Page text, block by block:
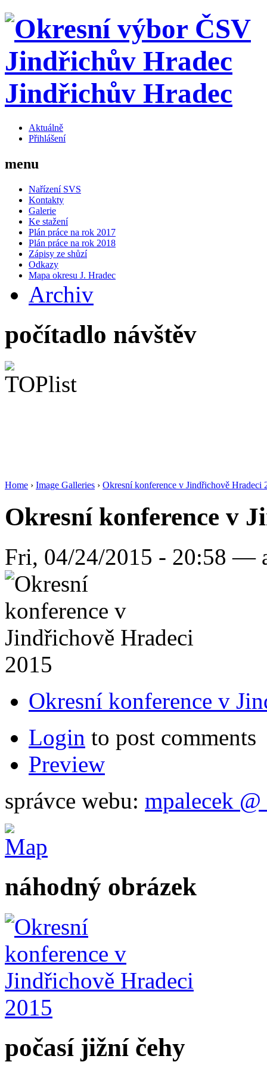
Jindřichův Hradec
Aktuálně
Přihlášení
menu
Nařízení SVS
Kontakty
Galerie
Ke stažení
Plán práce na rok 2017
Plán práce na rok 2018
Zápisy ze shůzí
Odkazy
Mapa okresu J. Hradec
Archiv
počítadlo návštěv
Home › Image Galleries › Okresní konference v Jindřichově Hradeci
Okresní konference v
Fri, 04/24/2015 - 20:58 —
Okresní konference v
Login to post comments
Preview
správce webu: mpalecek @
náhodný obrázek
počasí jižní čehy